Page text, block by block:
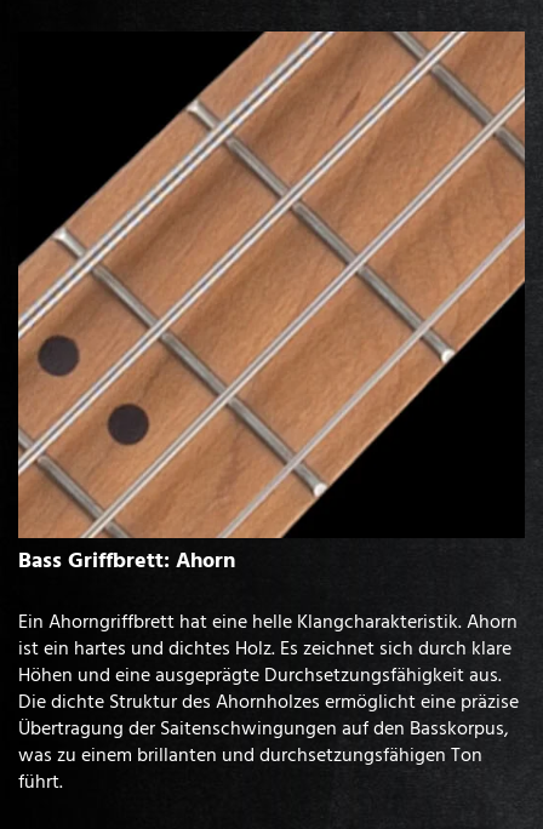
Bass Griffbrett: Ahorn
Ein Ahorngriffbrett hat eine helle Klangcharakteristik. Ahorn
ist ein hartes und dichtes Holz. Es zeichnet sich durch klare
Höhen und eine ausgeprägte Durchsetzungsfähigkeit aus.
Die dichte Struktur des Ahornholzes ermöglicht eine präzise
Übertragung der Saitenschwingungen auf den Basskorpus,
was zu einem brillanten und durchsetzungsfähigen Ton
führt.